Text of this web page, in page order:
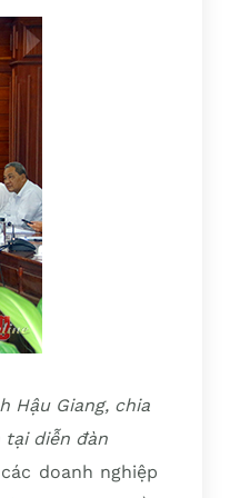
Hậu Giang, chia
diễn đàn
doanh nghiệp